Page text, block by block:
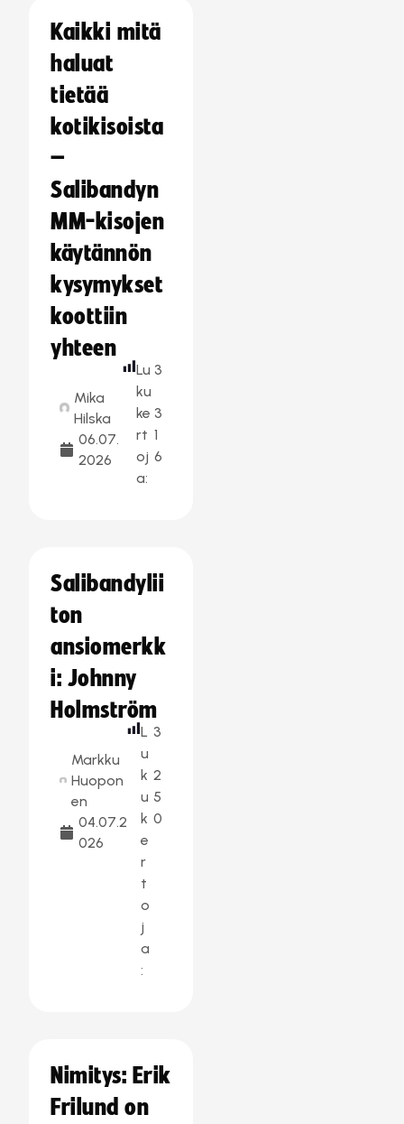
Kaikki mitä
haluat
tietää
kotikisoista
–
Salibandyn
MM-kisojen
käytännön
kysymykset
koottiin
yhteen
Mika
Hilska
06.07.
2026
Lu
ku
ke
rt
oj
a:
3
3
1
6
Salibandylii
ton
ansiomerkk
i: Johnny
Holmström
Markku
Huopon
en
04.07.2
026
L
u
k
u
k
e
r
t
o
j
a
:
3
2
5
0
Nimitys: Erik
Frilund on